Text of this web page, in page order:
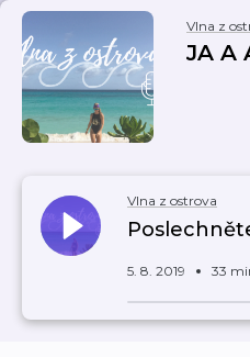
Vlna z
JA A
Vlna z ostrova
5. 8. 2019 33